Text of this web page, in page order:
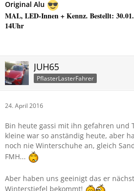
Original Alu
MAL, LED-Innen + Kennz. Bestellt:
14Uhr
JUH65
PflasterLasterFahrer
24. April 2016
Bin heute gassi mit ihn gefahren und
kleine war so anständig heute, aber
noch nie Winterschuhe an, gleich
FMH...
Aber haben uns geeinigt das er
Winterstiefel bekommt!